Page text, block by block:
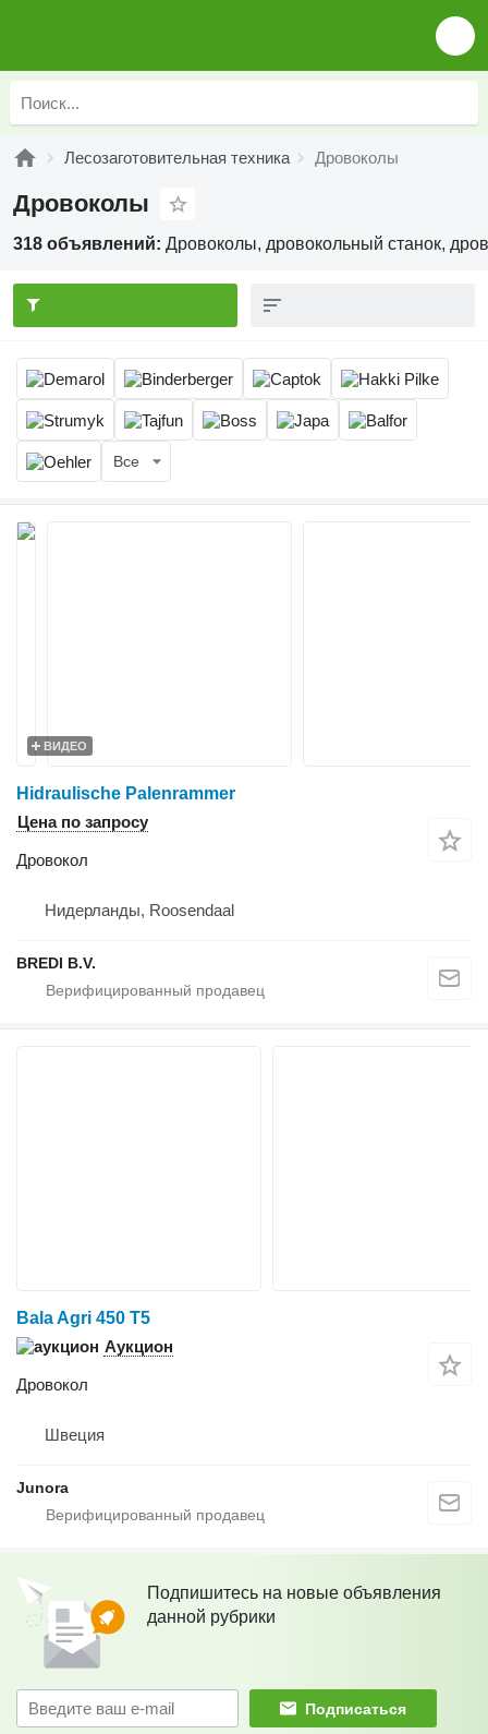
Лесозаготовительная техника Дровоколы
Дровоколы
318 объявлений: Дровоколы, дровокольный станок,
Все
ВИДЕО
Hidraulische Palenrammer
Цена по запросу
Дровокол
Нидерланды, Roosendaal
BREDI B.V.
Bala Agri 450 T5
Аукцион
Дровокол
Швеция
Junora
Подпишитесь на новые объявления
данной рубрики
Подписаться